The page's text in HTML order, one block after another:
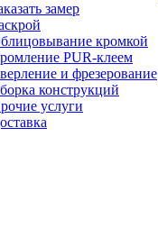
замер
кромкой
PUR-клеем
и фрезерование
конструкций
услуги